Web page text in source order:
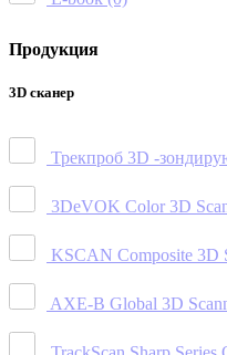
Продукция
3D сканер
Трекпроб 3D -
3DeVOK Color 3D
KSCAN Composite 3D
AXE-B Global 3D